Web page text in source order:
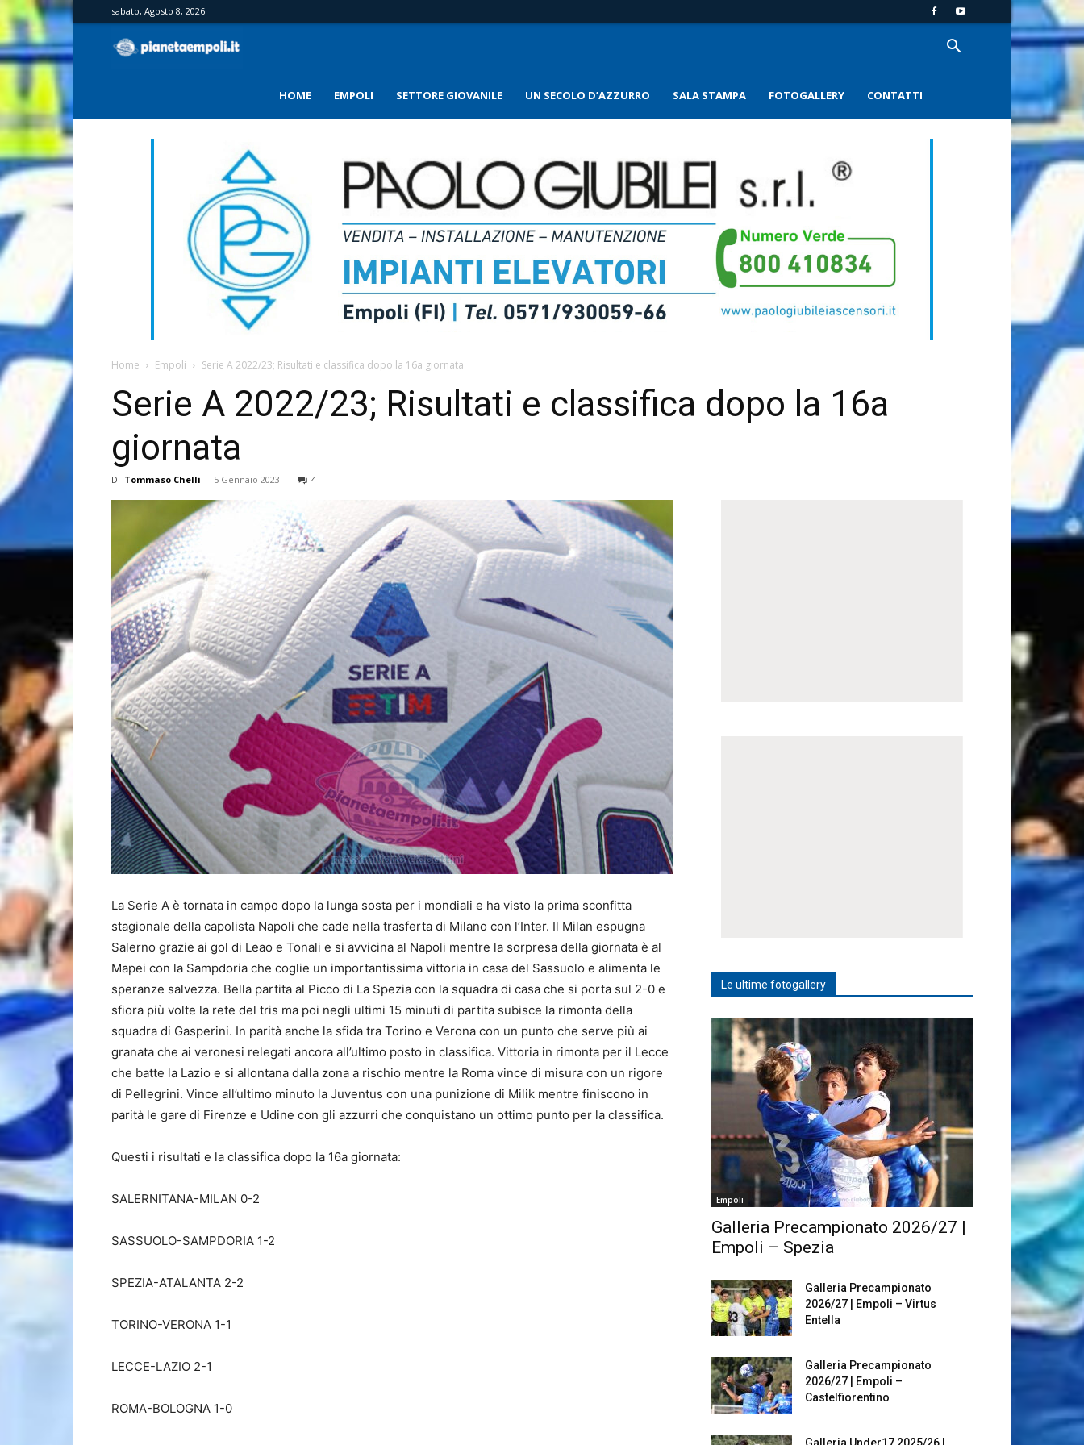
sabato, Agosto 8, 2026
HOME EMPOLI SETTORE GIOVANILE UN SECOLO D’AZZURRO SALA STAMPA FOTOGALLERY CONTATTI
Home Empoli Serie A 2022/23; Risultati e classifica dopo la 16a giornata
Serie A 2022/23; Risultati e classifica dopo la 16a
giornata
Di Tommaso Chelli - 5 Gennaio 2023 4
La Serie A è tornata in campo dopo la lunga sosta per i mondiali e ha visto la prima sconfitta
stagionale della capolista Napoli che cade nella trasferta di Milano con l’Inter. Il Milan espugna
Salerno grazie ai gol di Leao e Tonali e si avvicina al Napoli mentre la sorpresa della giornata è al
Mapei con la Sampdoria che coglie un importantissima vittoria in casa del Sassuolo e alimenta le
speranze salvezza. Bella partita al Picco di La Spezia con la squadra di casa che si porta sul 2-0 e
sfiora più volte la rete del tris ma poi negli ultimi 15 minuti di partita subisce la rimonta della
squadra di Gasperini. In parità anche la sfida tra Torino e Verona con un punto che serve più ai
granata che ai veronesi relegati ancora all’ultimo posto in classifica. Vittoria in rimonta per il Lecce
che batte la Lazio e si allontana dalla zona a rischio mentre la Roma vince di misura con un rigore
di Pellegrini. Vince all’ultimo minuto la Juventus con una punizione di Milik mentre finiscono in
parità le gare di Firenze e Udine con gli azzurri che conquistano un ottimo punto per la classifica.
Questi i risultati e la classifica dopo la 16a giornata:
SALERNITANA-MILAN 0-2
SASSUOLO-SAMPDORIA 1-2
SPEZIA-ATALANTA 2-2
TORINO-VERONA 1-1
LECCE-LAZIO 2-1
ROMA-BOLOGNA 1-0
Le ultime fotogallery
Empoli
Galleria Precampionato 2026/27 |
Empoli – Spezia
Galleria Precampionato
2026/27 | Empoli – Virtus
Entella
Galleria Precampionato
2026/27 | Empoli –
Castelfiorentino